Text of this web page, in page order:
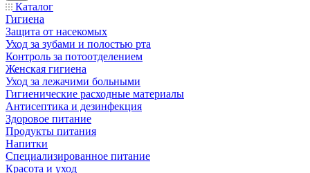
Каталог
Гигиена
Защита от насекомых
Уход за зубами и полостью рта
Контроль за потоотделением
Женская гигиена
Уход за лежачими больными
Гигиенические расходные материалы
Антисептика и дезинфекция
Здоровое питание
Продукты питания
Напитки
Специализированное питание
Красота и уход